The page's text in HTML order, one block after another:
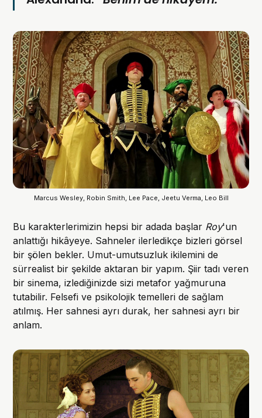
Marcus Wesley, Robin Smith, Lee Pace, Jeetu Verma, Leo Bill
Bu karakterlerimizin hepsi bir adada başlar Roy'un
anlattığı hikâyeye. Sahneler ilerledikçe bizleri görsel
bir şölen bekler. Umut-umutsuzluk ikilemini de
sürrealist bir şekilde aktaran bir yapım. Şiir tadı veren
bir sinema, izlediğinizde sizi metafor yağmuruna
tutabilir. Felsefi ve psikolojik temelleri de sağlam
atılmış. Her sahnesi ayrı durak, her sahnesi ayrı bir
anlam.